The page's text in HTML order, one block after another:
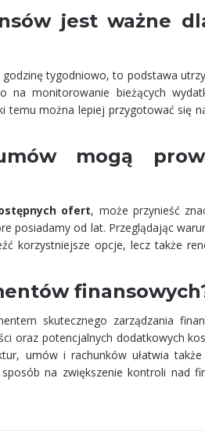
jest ważne
tygodniowo, to podstawa
na monitorowanie bieżących
można lepiej przygotować się
mogą
ofert, może przynieść
posiadamy od lat. Przeglądając
korzystniejsze opcje, lecz także
skutecznego zarządzania
oraz potencjalnych dodatkowych
umów i rachunków ułatwia
na zwiększenie kontroli nad